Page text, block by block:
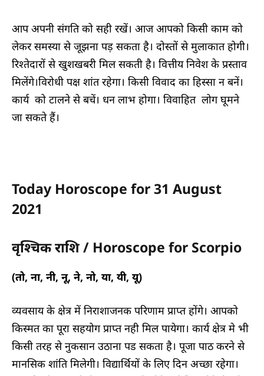
आप अपनी संगति को सही रखें। आज आपको किसी काम को
लेकर समस्या से जूझना पड़ सकता है। दोस्तों से मुलाकात होगी।
रिश्तेदारों से खुशखबरी मिल सकती है। वित्तीय निवेश के प्रस्ताव
मिलेंगे।विरोधी पक्ष शांत रहेगा। किसी विवाद का हिस्सा न बनें।
कार्य को टालने से बचें। धन लाभ होगा। विवाहित लोग घूमने
जा सकते हैं।
Today Horoscope for 31 August
2021
वृश्चिक राशि / Horoscope for Scorpio
(तो, ना, नी, नू, ने, नो, या, यी, यू)
व्यवसाय के क्षेत्र में निराशाजनक परिणाम प्राप्त होंगे। आपको
किस्मत का पूरा सहयोग प्राप्त नही मिल पायेगा। कार्य क्षेत्र मे भी
किसी तरह से नुकसान उठाना पड सकता है। पूजा पाठ करने से
मानसिक शांति मिलेगी। विद्यार्थियों के लिए दिन अच्छा रहेगा।